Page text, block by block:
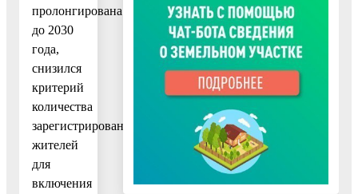
пролонгирована
до 2030
года,
снизился
критерий
количества
зарегистрированных
жителей
для
включения